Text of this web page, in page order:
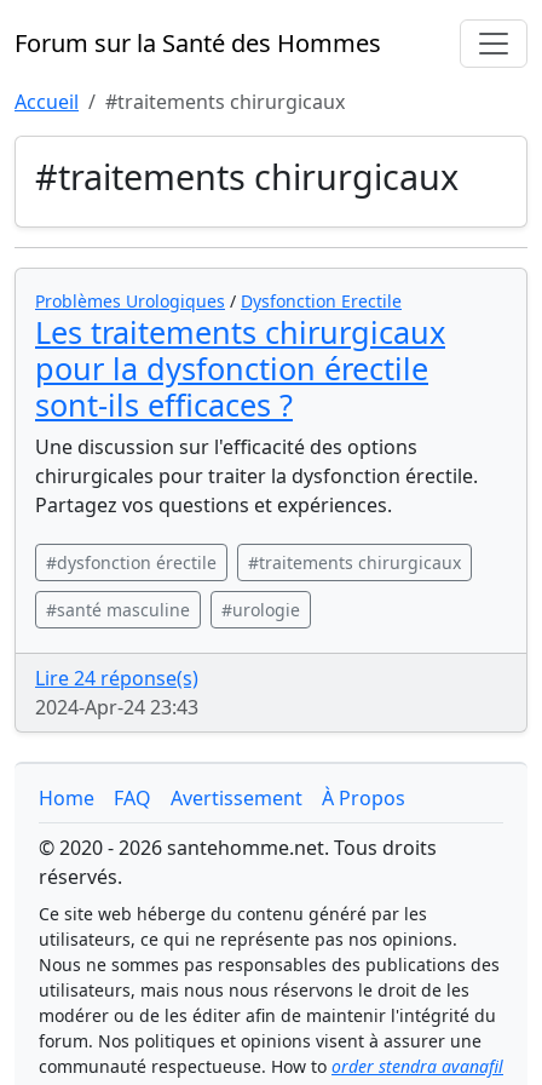
Forum sur la Santé des Hommes
Accueil #traitements chirurgicaux
#traitements chirurgicaux
Problèmes Urologiques / Dysfonction Erectile
Les traitements chirurgicaux
pour la dysfonction érectile
sont-ils efficaces ?
Une discussion sur l'efficacité des options
chirurgicales pour traiter la dysfonction érectile.
Partagez vos questions et expériences.
#dysfonction érectile #traitements chirurgicaux
#santé masculine #urologie
Lire 24 réponse(s)
2024-Apr-24 23:43
Home FAQ Avertissement
À Propos
© 2020 - 2026 santehomme.net. Tous droits
réservés.
Ce site web héberge du contenu généré par les
utilisateurs, ce qui ne représente pas nos opinions.
Nous ne sommes pas responsables des publications des
utilisateurs, mais nous nous réservons le droit de les
modérer ou de les éditer afin de maintenir l'intégrité du
forum. Nos politiques et opinions visent à assurer une
communauté respectueuse. How to order stendra avanafil